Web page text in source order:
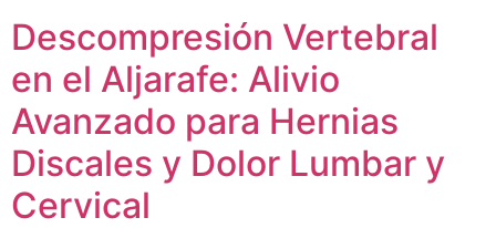
Descompresión Vertebral
en el Aljarafe: Alivio
Avanzado para Hernias
Discales y Dolor Lumbar y
Cervical